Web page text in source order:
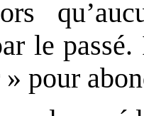
le
pour